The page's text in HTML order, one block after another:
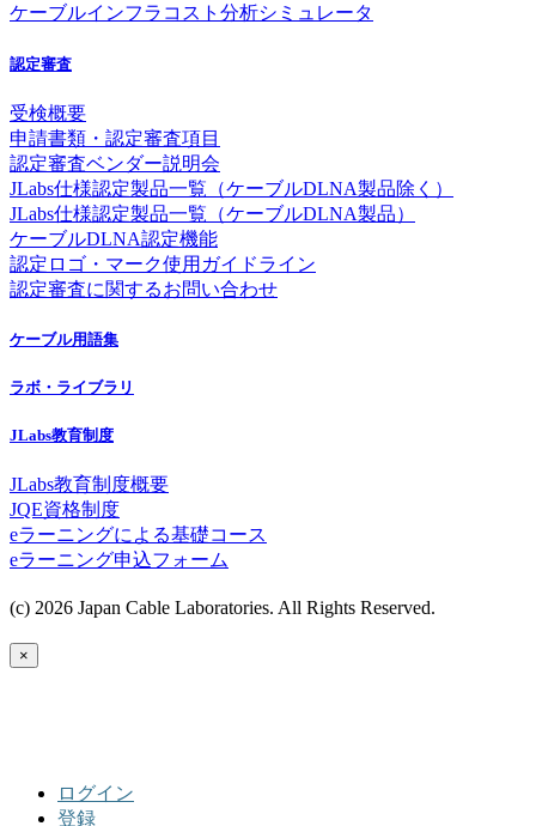
ケーブルインフラコスト分析シミュレータ
認定審査
受検概要
申請書類・認定審査項目
認定審査ベンダー説明会
JLabs仕様認定製品一覧（ケーブルDLNA製品除く）
JLabs仕様認定製品一覧（ケーブルDLNA製品）
ケーブルDLNA認定機能
認定ロゴ・マーク使用ガイドライン
認定審査に関するお問い合わせ
ケーブル用語集
ラボ・ライブラリ
JLabs教育制度
JLabs教育制度概要
JQE資格制度
eラーニングによる基礎コース
eラーニング申込フォーム
(c) 2026 Japan Cable Laboratories. All Rights Reserved.
×
ログイン
登録